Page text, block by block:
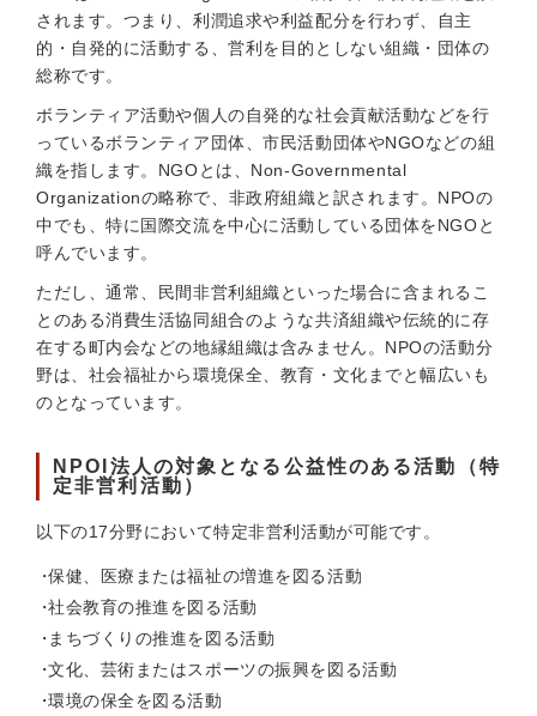
されます。つまり、利潤追求や利益配分を行わず、自主
的・自発的に活動する、営利を目的としない組織・団体の
総称です。
ボランティア活動や個人の自発的な社会貢献活動などを行
っているボランティア団体、市民活動団体やNGOなどの組
織を指します。NGOとは、Non-Governmental
Organizationの略称で、非政府組織と訳されます。NPOの
中でも、特に国際交流を中心に活動している団体をNGOと
呼んでいます。
ただし、通常、民間非営利組織といった場合に含まれるこ
とのある消費生活協同組合のような共済組織や伝統的に存
在する町内会などの地縁組織は含みません。NPOの活動分
野は、社会福祉から環境保全、教育・文化までと幅広いも
のとなっています。
NPOI法人の対象となる公益性のある活動（特
定非営利活動）
以下の17分野において特定非営利活動が可能です。
保健、医療または福祉の増進を図る活動
社会教育の推進を図る活動
まちづくりの推進を図る活動
文化、芸術またはスポーツの振興を図る活動
環境の保全を図る活動